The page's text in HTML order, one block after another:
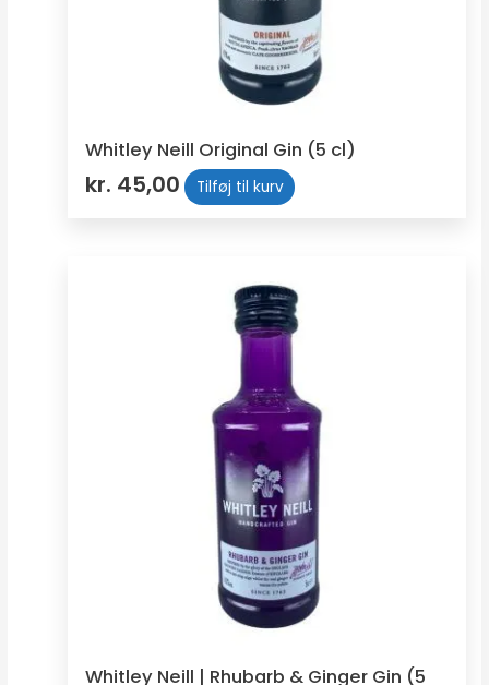
Whitley Neill Original Gin (5 cl)
kr. 45,00 Tilføj til kurv
Whitley Neill | Rhubarb & Ginger Gin (5